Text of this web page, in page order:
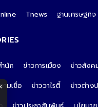
Tnews ฐานเศรษฐกิจ
ำนัก ข่าวการเมือง ข่าวสังค
มเชื่อ
ข่าววาไรตี้
ข่าวต่าง